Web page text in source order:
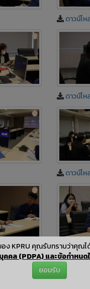
ดาวน์โ
ดาวน์โ
ดาวน์โ
ดาวน์โห
อง KPRU คุณรับทราบว่าคุณไ
คล (PDPA) และข้อกำหนดใ
ยอมรับ